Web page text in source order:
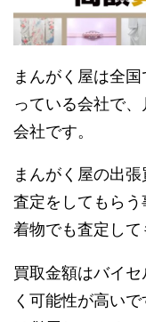
まんがく屋は全
っている会社で
会社です。
まんがく屋の出
査定をしてもら
着物でも査定して
買取金額はバイ
く可能性が高い